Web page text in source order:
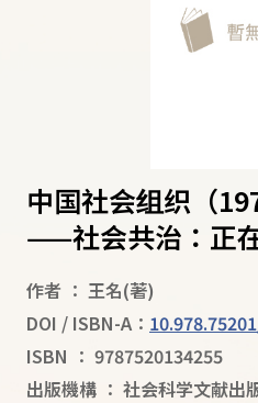
中国社会组织（
——社会共治：正
作者 ： 王名(著)
DOI / ISBN-A：
ISBN ： 9787520134255
出版機構 ： 社会科学文献出